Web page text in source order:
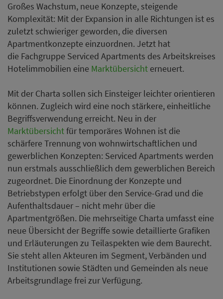
Großes Wachstum, neue Konzepte, steigende
Komplexität: Mit der Expansion in alle Richtungen ist es
zuletzt schwieriger geworden, die diversen
Apartmentkonzepte einzuordnen. Jetzt hat
die Fachgruppe Serviced Apartments des Arbeitskreises
Hotelimmobilien eine Marktübersicht erneuert.
Mit der Charta sollen sich Einsteiger leichter orientieren
können. Zugleich wird eine noch stärkere, einheitliche
Begriffsverwendung erreicht. Neu in der
Marktübersichtfür temporäres Wohnen ist die
schärfere Trennung von wohnwirtschaftlichen und
gewerblichen Konzepten: Serviced Apartments werden
nun erstmals ausschließlich dem gewerblichen Bereich
zugeordnet. Die Einordnung der Konzepte und
Betriebstypen erfolgt über den Service-Grad und die
Aufenthaltsdauer – nicht mehr über die
Apartmentgrößen. Die mehrseitige Charta umfasst eine
neue Übersicht der Begriffe sowie detaillierte Grafiken
und Erläuterungen zu Teilaspekten wie dem Baurecht.
Sie steht allen Akteuren im Segment, Verbänden und
Institutionen sowie Städten und Gemeinden als neue
Arbeitsgrundlage frei zur Verfügung.